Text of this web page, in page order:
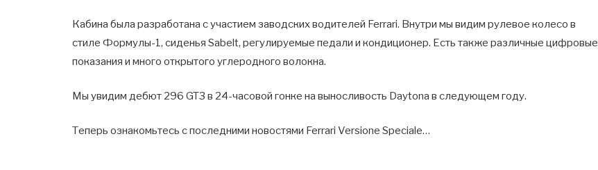
Кабина была разработана с участием заводских водителей Ferrari. Внутри мы видим рулевое колесо в
стиле Формулы-1, сиденья Sabelt, регулируемые педали и кондиционер. Есть также различные цифровые
показания и много открытого углеродного волокна.
Мы увидим дебют 296 GT3 в 24-часовой гонке на выносливость Daytona в следующем году.
Теперь ознакомьтесь с последними новостями Ferrari Versione Speciale…